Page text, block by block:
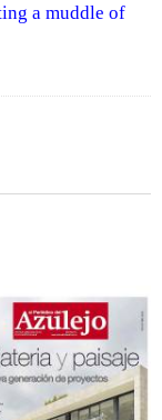
a muddle of